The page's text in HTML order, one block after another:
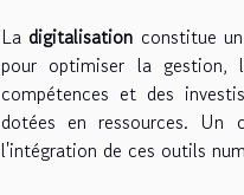
La digitalisation constitue
pour optimiser la gestion,
compétences et des
dotées en ressources. Un
l'intégration de ces outils